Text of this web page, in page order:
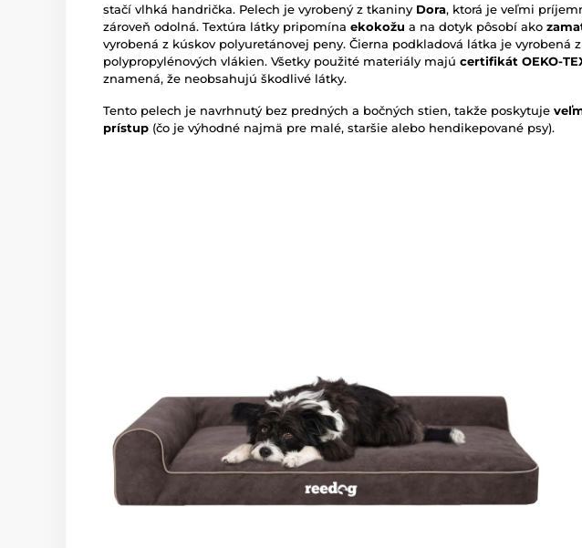
stačí vlhká handrička. Pelech je vyrobený z tkaniny Dora, ktorá je veľmi
zároveň odolná. Textúra látky pripomína ekokožu a na dotyk pôsobí ako
vyrobená z kúskov polyuretánovej peny. Čierna podkladová látka je vyrobená
polypropylénových vlákien. Všetky použité materiály majú certifikát OEKO-
znamená, že neobsahujú škodlivé látky.
Tento pelech je navrhnutý bez predných a bočných stien, takže poskytuje
prístup (čo je výhodné najmä pre malé, staršie alebo hendikepované psy).